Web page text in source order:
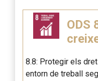
ODS
8.8: Protegir els
entorn de treball